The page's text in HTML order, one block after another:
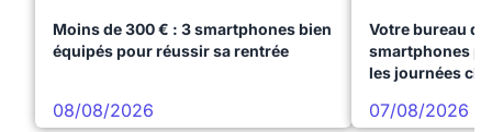
Moins de 300 € : 3 smartphones bien
équipés pour réussir sa rentrée
08/08/2026
Votre bureau
smartphones
les journées
07/08/2026